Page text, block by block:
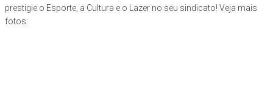
prestigie o Esporte, a Cultura e o Lazer no seu sindicato! Veja mais
fotos: